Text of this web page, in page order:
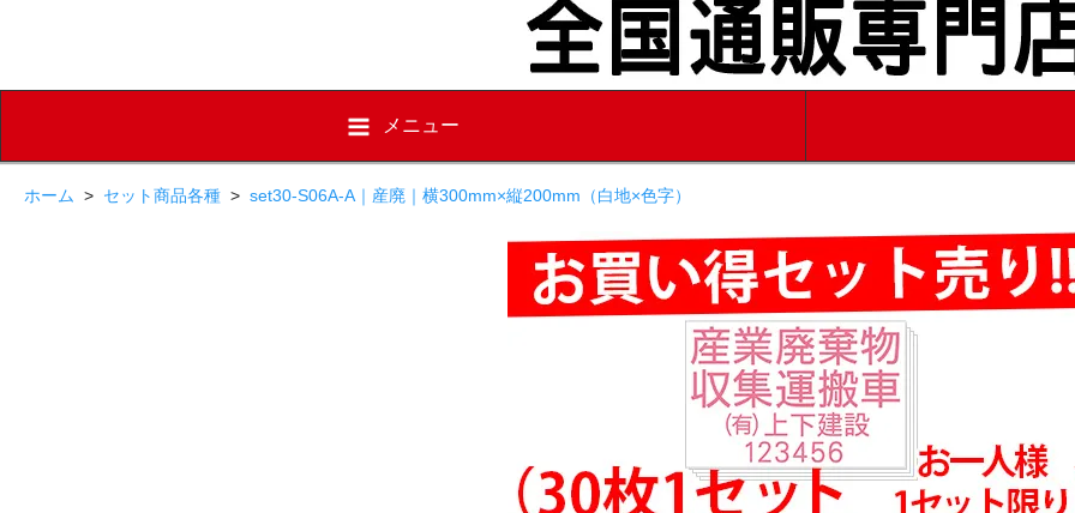
メニュー
ホーム > セット商品各種 > set30-S06A-A｜産廃｜横300mm×縦200mm（白地×色字）